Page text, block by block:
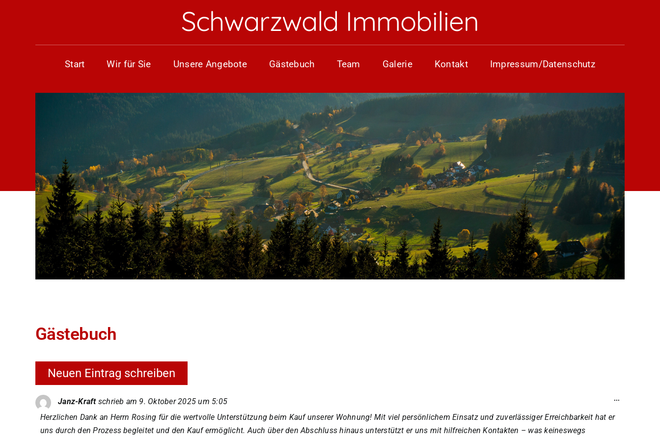
Schwarzwald Immobilien
Start Wir für Sie Unsere Angebote Gästebuch Team Galerie Kontakt Impressum/Datenschutz
Gästebuch
Janz-Kraft schrieb am 9. Oktober 2025 um 5:05
Herzlichen Dank an Herrn Rosing für die wertvolle Unterstützung beim Kauf unserer Wohnung! Mit viel persönlichem Einsatz und zuverlässiger Erreichbarkeit hat er
uns durch den Prozess begleitet und den Kauf ermöglicht. Auch über den Abschluss hinaus unterstützt er uns mit hilfreichen Kontakten – was keineswegs
...